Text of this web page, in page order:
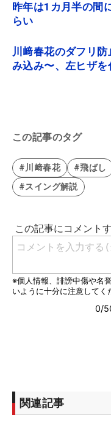
昨年は1カ月半の間
らい
川﨑春花のダフリ
み込み〜、左ヒザを
この記事のタグ
#川﨑春花 #飛ばし
#スイング解説
関連記事